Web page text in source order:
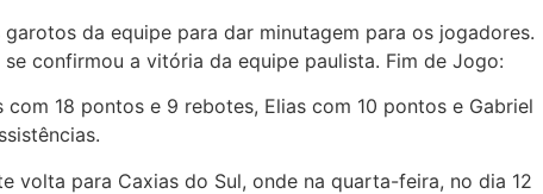
da equipe para dar minutagem para os jogadores.
confirmou a vitória da equipe paulista. Fim de Jogo:
com 18 pontos e 9 rebotes, Elias com 10 pontos e Gabriel
volta para Caxias do Sul, onde na quarta-feira, no dia 12